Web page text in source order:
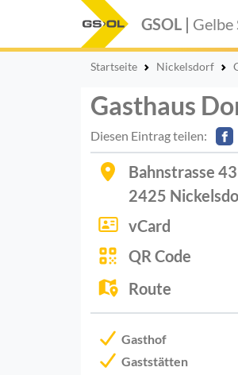
GSOL | Gelbe
Startseite Nickelsdorf
Gasthaus
Diesen Eintrag teilen:
Bahnstrasse 43
2425
vCard
QR Code
Route
Gasthof
Gaststätten